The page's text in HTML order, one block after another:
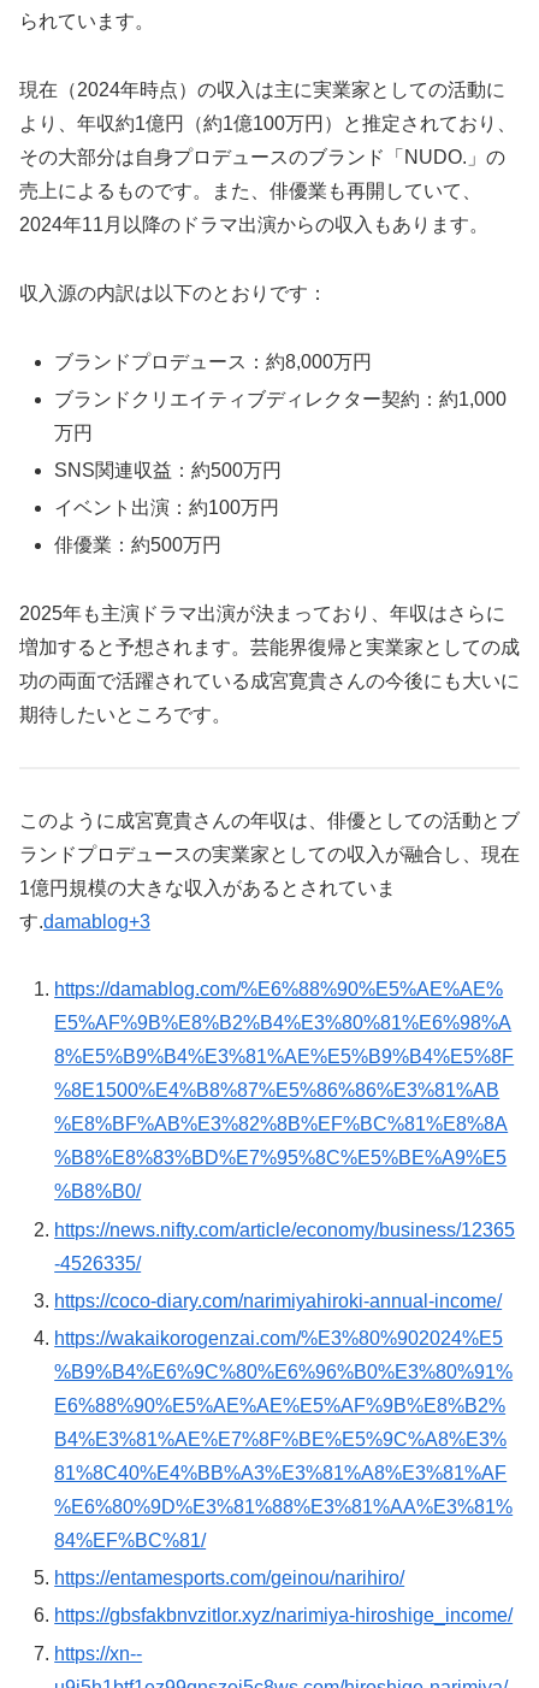
られています。
現在（2024年時点）の収入は主に実業家としての活動に
より、年収約1億円（約1億100万円）と推定されており、
その大部分は自身プロデュースのブランド「NUDO.」の
売上によるものです。また、俳優業も再開していて、
2024年11月以降のドラマ出演からの収入もあります。
収入源の内訳は以下のとおりです：
ブランドプロデュース：約8,000万円
ブランドクリエイティブディレクター契約：約1,000
万円
SNS関連収益：約500万円
イベント出演：約100万円
俳優業：約500万円
2025年も主演ドラマ出演が決まっており、年収はさらに
増加すると予想されます。芸能界復帰と実業家としての成
功の両面で活躍されている成宮寛貴さんの今後にも大いに
期待したいところです。
このように成宮寛貴さんの年収は、俳優としての活動とブ
ランドプロデュースの実業家としての収入が融合し、現在
1億円規模の大きな収入があるとされていま
す.damablog+3
https://damablog.com/%E6%88%90%E5%AE%AE%
E5%AF%9B%E8%B2%B4%E3%80%81%E6%98%A
8%E5%B9%B4%E3%81%AE%E5%B9%B4%E5%8F
%8E1500%E4%B8%87%E5%86%86%E3%81%AB
%E8%BF%AB%E3%82%8B%EF%BC%81%E8%8A
%B8%E8%83%BD%E7%95%8C%E5%BE%A9%E5
%B8%B0/
https://news.nifty.com/article/economy/business/12365
-4526335/
https://coco-diary.com/narimiyahiroki-annual-income/
https://wakaikorogenzai.com/%E3%80%902024%E5
%B9%B4%E6%9C%80%E6%96%B0%E3%80%91%
E6%88%90%E5%AE%AE%E5%AF%9B%E8%B2%
B4%E3%81%AE%E7%8F%BE%E5%9C%A8%E3%
81%8C40%E4%BB%A3%E3%81%A8%E3%81%AF
%E6%80%9D%E3%81%88%E3%81%AA%E3%81%
84%EF%BC%81/
https://entamesports.com/geinou/narihiro/
https://gbsfakbnvzitlor.xyz/narimiya-hiroshige_income/
https://xn--